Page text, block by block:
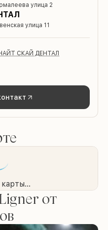
улица 2
улица 11
СКАЙ ДЕНТАЛ
от